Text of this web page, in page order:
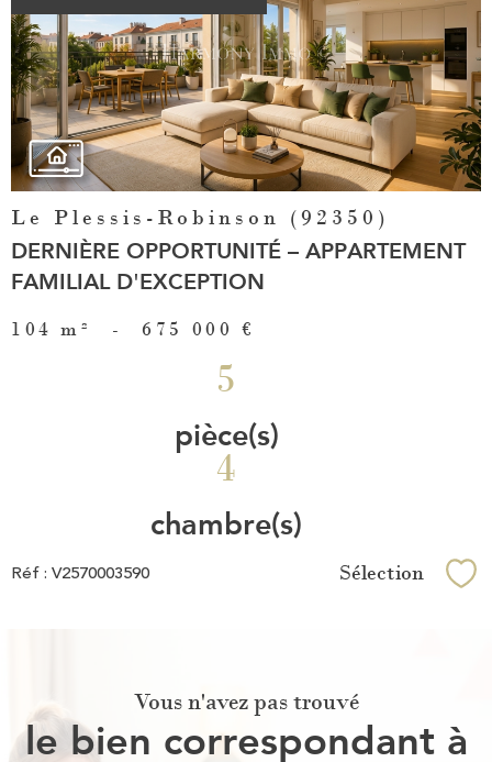
Voir le
bien
Le Plessis-Robinson (92350)
DERNIÈRE OPPORTUNITÉ – APPARTEMENT
FAMILIAL D'EXCEPTION
104 m² - 675 000 €
5
pièce(s)
4
chambre(s)
Réf : V2570003590 Sélection
Vous n'avez pas trouvé
le bien correspondant à